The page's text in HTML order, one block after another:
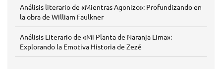
Análisis literario de «Mientras Agonizo»: Profundizando en
la obra de William Faulkner
Análisis Literario de «Mi Planta de Naranja Lima»:
Explorando la Emotiva Historia de Zezé